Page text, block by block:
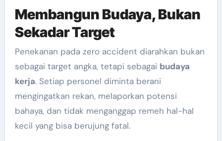
Membangun Budaya, Bukan
Sekadar Target
Penekanan pada zero accident diarahkan bukan
sebagai target angka, tetapi sebagai budaya
kerja. Setiap personel diminta berani
mengingatkan rekan, melaporkan potensi
bahaya, dan tidak menganggap remeh hal-hal
kecil yang bisa berujung fatal.